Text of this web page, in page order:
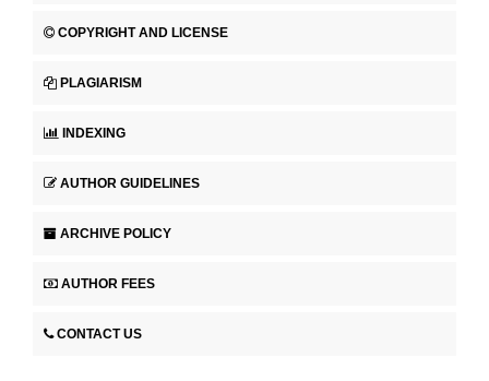
COPYRIGHT AND LICENSE
PLAGIARISM
INDEXING
AUTHOR GUIDELINES
ARCHIVE POLICY
AUTHOR FEES
CONTACT US